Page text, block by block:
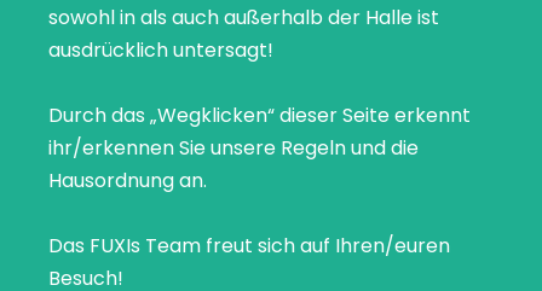
sowohl in als auch außerhalb der Halle ist
ausdrücklich untersagt!
Durch das „Wegklicken“ dieser Seite erkennt
ihr/erkennen Sie unsere Regeln und die
Hausordnung an.
Das FUXIs Team freut sich auf Ihren/euren
Besuch!